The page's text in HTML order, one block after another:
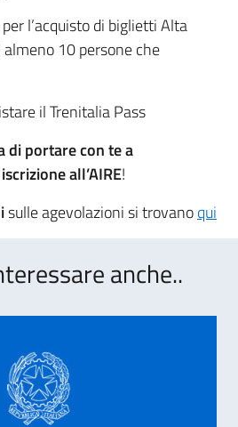
l’acquisto di biglietti Alta
10 persone che
il Trenitalia Pass
di portare con te a
all’AIRE!
sulle agevolazioni si trovanoqui
anche..